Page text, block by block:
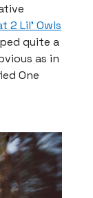
2 Lil’ Owls
quite a
as in
One